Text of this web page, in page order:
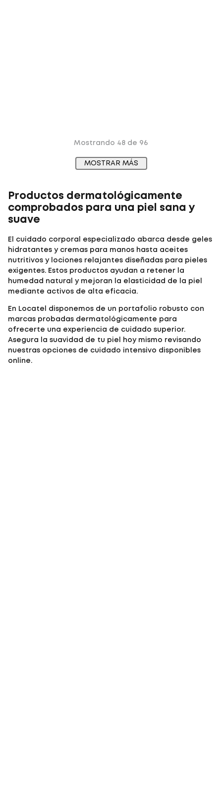
Mostrando 48 de 96
MOSTRAR MÁS
Productos dermatológicamente
comprobados para una piel sana y
suave
El cuidado corporal especializado abarca desde geles
hidratantes y cremas para manos hasta aceites
nutritivos y lociones relajantes diseñadas para pieles
exigentes. Estos productos ayudan a retener la
humedad natural y mejoran la elasticidad de la piel
mediante activos de alta eficacia.
En Locatel disponemos de un portafolio robusto con
marcas probadas dermatológicamente para
ofrecerte una experiencia de cuidado superior.
Asegura la suavidad de tu piel hoy mismo revisando
nuestras opciones de cuidado intensivo disponibles
online.